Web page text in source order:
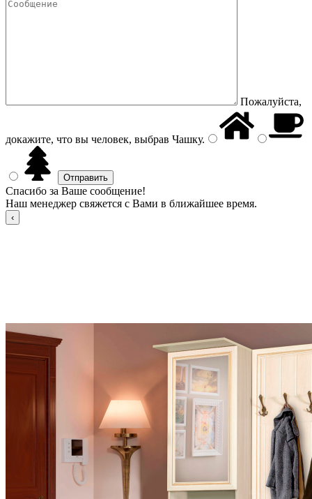
Пожалуйста,
докажите, что вы человек, выбрав Чашку.
Спасибо за Ваше сообщение!
Наш менеджер свяжется с Вами в ближайшее время.